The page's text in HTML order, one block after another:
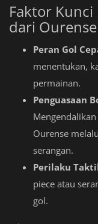
Faktor
dari
Peran Gol
menentukan,
permainan.
Penguasaan
Ourense
serangan.
Perilaku
piece atau
gol.